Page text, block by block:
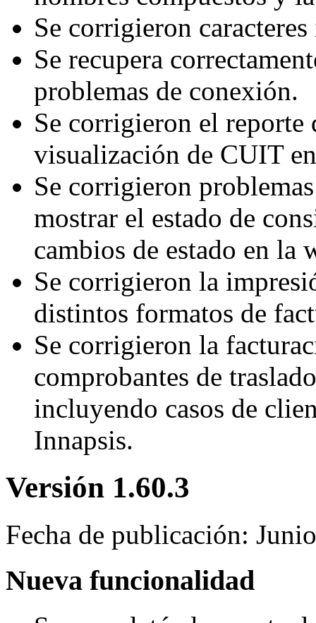
Se corrigieron
Se recupera
problemas de conexión.
Se corrigieron el
visualización de CUIT
Se corrigieron
mostrar el estado de
cambios de estado en la
Se corrigieron la
distintos formatos de
Se corrigieron la
comprobantes de
incluyendo casos de
Innapsis.
Versión 1.60.3
Fecha de publicación:
Nueva funcionalidad